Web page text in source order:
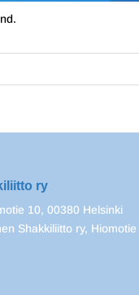
ry
10, 00380 Helsinki
Shakkiliitto ry,